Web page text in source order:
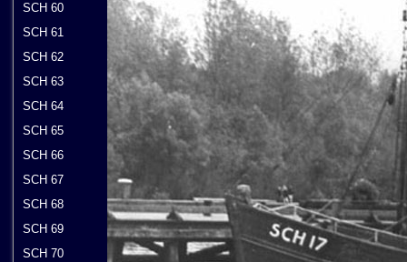
SCH 60
SCH 61
SCH 62
SCH 63
SCH 64
SCH 65
SCH 66
SCH 67
SCH 68
SCH 69
SCH 70